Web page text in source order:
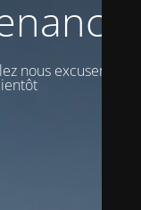
nous excuser vour